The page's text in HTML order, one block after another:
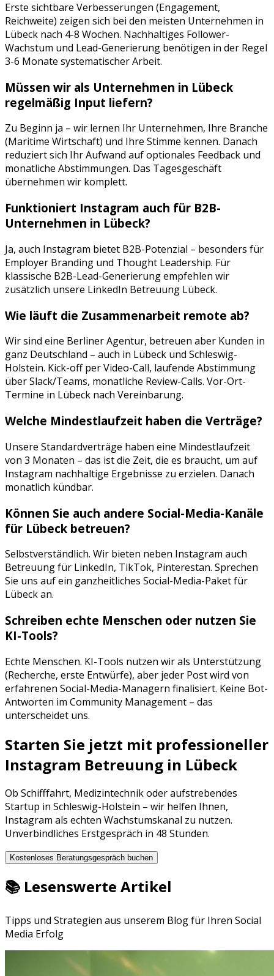
Erste sichtbare Verbesserungen (Engagement,
Reichweite) zeigen sich bei den meisten Unternehmen in
Lübeck nach 4-8 Wochen. Nachhaltiges Follower-
Wachstum und Lead-Generierung benötigen in der Regel
3-6 Monate systematischer Arbeit.
Müssen wir als Unternehmen in Lübeck
regelmäßig Input liefern?
Zu Beginn ja – wir lernen Ihr Unternehmen, Ihre Branche
(Maritime Wirtschaft) und Ihre Stimme kennen. Danach
reduziert sich Ihr Aufwand auf optionales Feedback und
monatliche Abstimmungen. Das Tagesgeschäft
übernehmen wir komplett.
Funktioniert Instagram auch für B2B-
Unternehmen in Lübeck?
Ja, auch Instagram bietet B2B-Potenzial – besonders für
Employer Branding und Thought Leadership. Für
klassische B2B-Lead-Generierung empfehlen wir
zusätzlich unsere LinkedIn Betreuung Lübeck.
Wie läuft die Zusammenarbeit remote ab?
Wir sind eine Berliner Agentur, betreuen aber Kunden in
ganz Deutschland – auch in Lübeck und Schleswig-
Holstein. Kick-off per Video-Call, laufende Abstimmung
über Slack/Teams, monatliche Review-Calls. Vor-Ort-
Termine in Lübeck nach Vereinbarung.
Welche Mindestlaufzeit haben die Verträge?
Unsere Standardverträge haben eine Mindestlaufzeit
von 3 Monaten – das ist die Zeit, die es braucht, um auf
Instagram nachhaltige Ergebnisse zu erzielen. Danach
monatlich kündbar.
Können Sie auch andere Social-Media-Kanäle
für Lübeck betreuen?
Selbstverständlich. Wir bieten neben Instagram auch
Betreuung für LinkedIn, TikTok, Pinterestan. Sprechen
Sie uns auf ein ganzheitliches Social-Media-Paket für
Lübeckan.
Schreiben echte Menschen oder nutzen Sie
KI-Tools?
Echte Menschen. KI-Tools nutzen wir als Unterstützung
(Recherche, erste Entwürfe), aber jeder Post wird von
erfahrenen Social-Media-Managern finalisiert. Keine Bot-
Antworten im Community Management – das
unterscheidet uns.
Starten Sie jetzt mit professioneller
Instagram Betreuung in Lübeck
Ob Schifffahrt, Medizintechnikoder aufstrebendes
Startup in Schleswig-Holstein – wir helfen Ihnen,
Instagram als echten Wachstumskanal zu nutzen.
Unverbindliches Erstgespräch in 48 Stunden.
Kostenloses Beratungsgespräch buchen
📚 Lesenswerte Artikel
Tipps und Strategien aus unserem Blog für Ihren Social
Media Erfolg